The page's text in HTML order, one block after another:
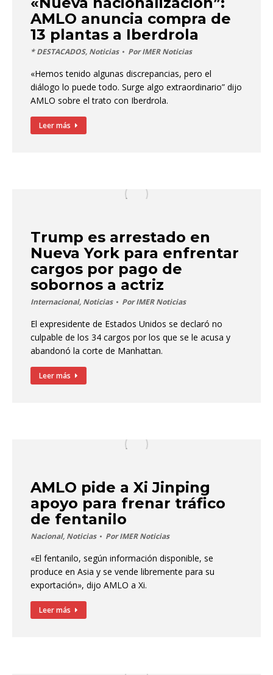
AMLO anuncia compra de
13 plantas a Iberdrola
* DESTACADOS, Noticias PorIMER Noticias
«Hemos tenido algunas discrepancias, pero el
diálogo lo puede todo. Surge algo extraordinario” dijo
AMLO sobre el trato con Iberdrola.
Leer más
Trump es arrestado en
Nueva York para enfrentar
cargos por pago de
sobornos a actriz
Internacional, Noticias PorIMER Noticias
El expresidente de Estados Unidos se declaró no
culpable de los 34 cargos por los que se le acusa y
abandonó la corte de Manhattan.
Leer más
AMLO pide a Xi Jinping
apoyo para frenar tráfico
de fentanilo
Nacional, Noticias PorIMER Noticias
«El fentanilo, según información disponible, se
produce en Asia y se vende libremente para su
exportación», dijo AMLO a Xi.
Leer más